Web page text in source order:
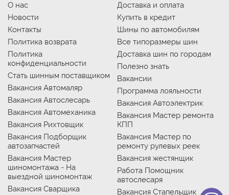
О нас
Новости
Контакты
Политика возврата
Политика
конфиденциальности
Стать шинным поставщиком
Вакансия Автомаляр
Вакансия Автослесарь
Вакансия Автомеханика
Вакансия Рихтовщик
Вакансия Подборщик
автозапчастей
Вакансия Мастер
шиномонтажа - На
выездной шиномонтаж
Вакансия Сварщика
Доставка и оплата
Купить в кредит
Шины по автомобилям
Все типоразмеры шин
Доставка шин по городам
Полезно знать
Вакансии
Программа лояльности
Вакансия Автоэлектрик
Вакансия Мастер ремонта
КПП
Вакансия Мастер по
ремонту рулевых реек
Вакансия жестянщик
Работа Помощник
автослесаря
Вакансия Стапельщик